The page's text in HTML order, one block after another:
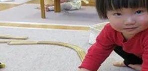
都道府県